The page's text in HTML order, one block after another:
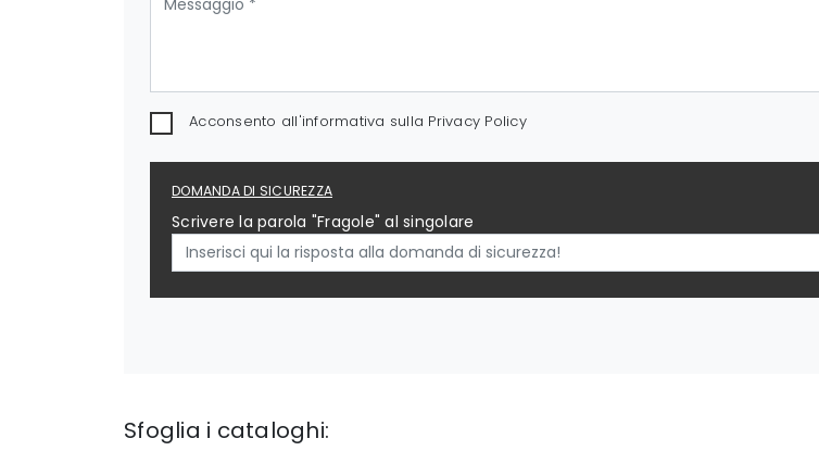
Acconsento all'informativa sulla Privacy Policy
DOMANDA DI SICUREZZA
Scrivere la parola "Fragole" al singolare
Sfoglia i cataloghi: